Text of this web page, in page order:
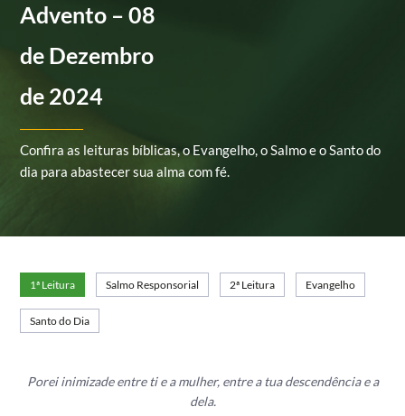
Advento – 08
de Dezembro
de 2024
Confira as leituras bíblicas, o Evangelho, o Salmo e o Santo do
dia para abastecer sua alma com fé.
1ª Leitura Salmo Responsorial 2ª Leitura Evangelho
Santo do Dia
Porei inimizade entre ti e a mulher, entre a tua descendência e a
dela.